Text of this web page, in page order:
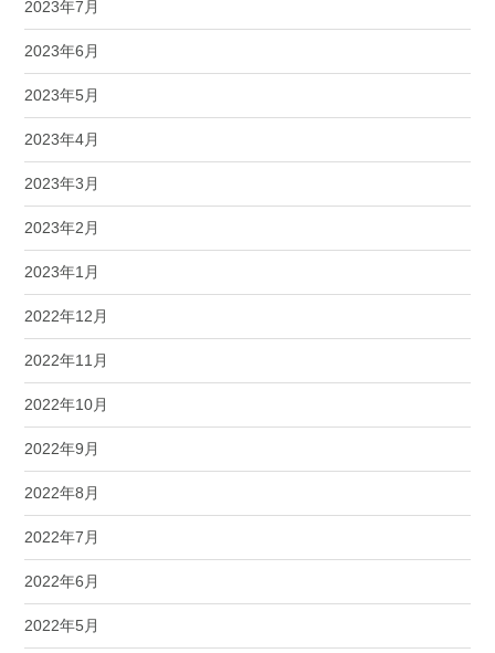
2023年7月
2023年6月
2023年5月
2023年4月
2023年3月
2023年2月
2023年1月
2022年12月
2022年11月
2022年10月
2022年9月
2022年8月
2022年7月
2022年6月
2022年5月